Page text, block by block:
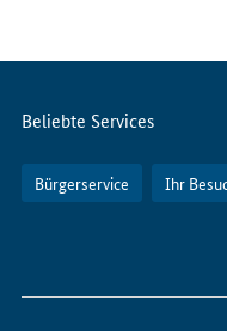
Servicemenü
Beliebte Services
Bürgerservice Ihr